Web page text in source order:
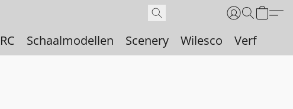
RC Schaalmodellen Scenery Wilesco Verf